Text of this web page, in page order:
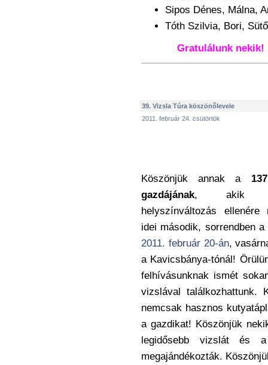
Sipos Dénes, Málna,
Tóth Szilvia, Bori,
Gratulálunk nekik!
39. Vizsla Túra köszönőlevele
2011. február 24. csütörtök
Köszönjük annak a
gazdájának, akik a
helyszínváltozás
idei második, sorrendben a
2011. február 20-án,
a Kavicsbánya-tónál!
felhívásunknak ismét
vizslával találkozhattunk.
nemcsak hasznos
a gazdikat! Köszönjük
legidősebb vizslát és
megajándékozták.